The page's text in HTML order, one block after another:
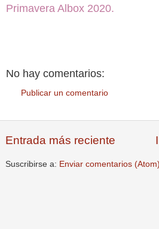
Primavera Albox 2020.
No hay comentarios:
Publicar un comentario
Entrada más reciente
Suscribirse a: Enviar comentarios (Atom)